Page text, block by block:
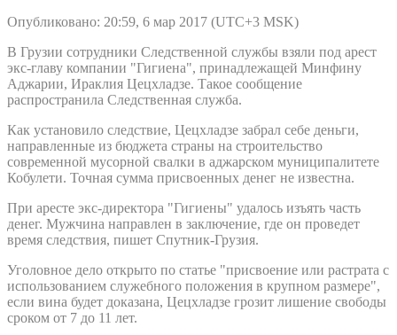
Опубликовано: 20:59, 6 мар 2017 (UTC+3 MSK)
В Грузии сотрудники Следственной службы взяли под арест
экс-главу компании "Гигиена", принадлежащей Минфину
Аджарии, Ираклия Цецхладзе. Такое сообщение
распространила Следственная служба.
Как установило следствие, Цецхладзе забрал себе деньги,
направленные из бюджета страны на строительство
современной мусорной свалки в аджарском муниципалитете
Кобулети. Точная сумма присвоенных денег не известна.
При аресте экс-директора "Гигиены" удалось изъять часть
денег. Мужчина направлен в заключение, где он проведет
время следствия, пишет Спутник-Грузия.
Уголовное дело открыто по статье "присвоение или растрата с
использованием служебного положения в крупном размере",
если вина будет доказана, Цецхладзе грозит лишение свободы
сроком от 7 до 11 лет.